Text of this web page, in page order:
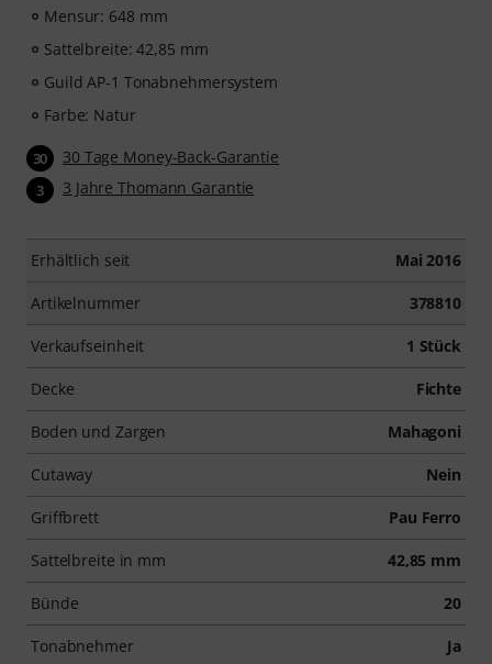
persönlichem Support per Chat, Noten zum
Übungsfunktion, Zeitlupe und weitere Features.
Mensur: 648 mm
Sattelbreite: 42,85 mm
Guild AP-1 Tonabnehmersystem
Farbe: Natur
30 30 Tage Money-Back-Garantie
3 3 Jahre Thomann Garantie
Erhältlich seit Mai 2016
Artikelnummer 378810
Verkaufseinheit 1 Stück
Decke Fichte
Boden und Zargen Mahagoni
Cutaway Nein
Griffbrett Pau Ferro
Sattelbreite in mm 42,85 mm
Bünde 20
Tonabnehmer Ja